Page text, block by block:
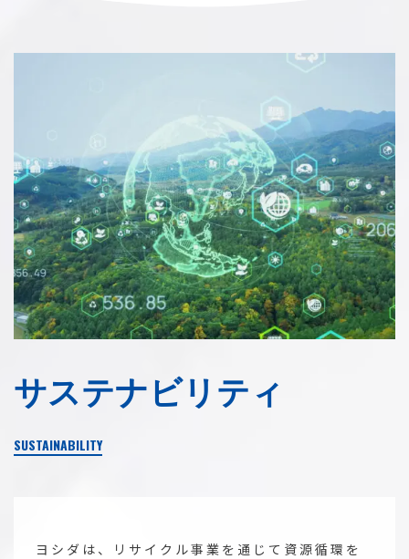
サステナビリティ
SUSTAINABILITY
ヨシダは、リサイクル事業を通じて資源循環を